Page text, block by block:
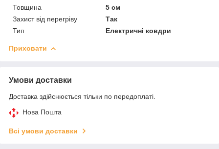
Товщина
5 см
Захист від перегріву
Так
Тип
Електричні ковдри
Приховати
Умови доставки
Доставка здійснюється тільки по передоплаті.
Нова Пошта
Всі умови доставки